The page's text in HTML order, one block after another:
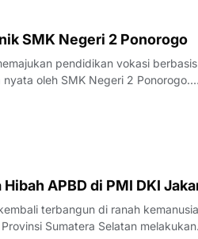
SMK Negeri 2 Ponorogo
pendidikan vokasi berbasis
oleh SMK Negeri 2 Ponorogo.
peserta didik dalam ajang bergengsi
APBD di PMI DKI
terbangun di ranah
Sumatera Selatan melakukan